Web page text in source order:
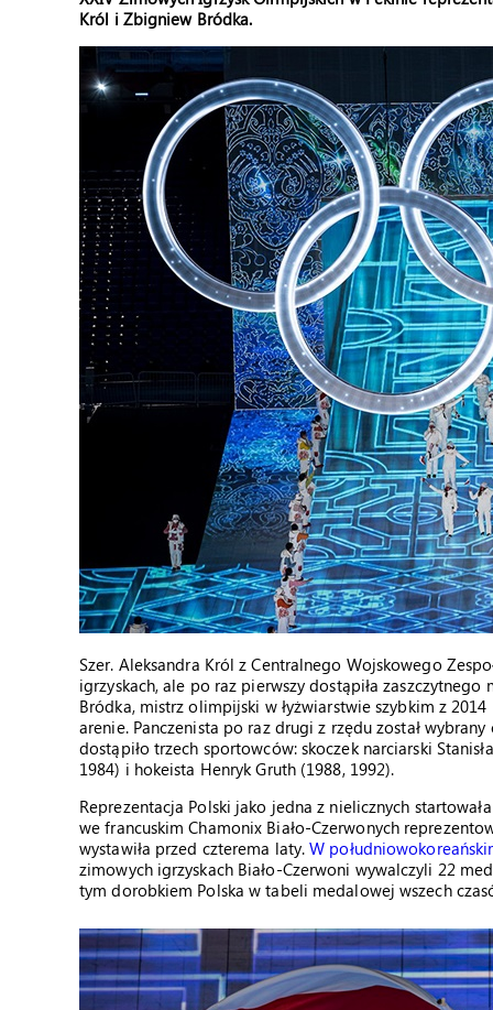
Król i Zbigniew Bródka.
Szer. Aleksandra Król z Centralnego Wojskowego
igrzyskach, ale po raz pierwszy dostąpiła
Bródka, mistrz olimpijski w łyżwiarstwie szybkim z
arenie. Panczenista po raz drugi z rzędu został
dostąpiło trzech sportowców: skoczek narciarski
1984) i hokeista Henryk Gruth (1988, 1992).
Reprezentacja Polski jako jedna z nielicznych
we francuskim Chamonix Biało-Czerwonych
wystawiła przed czterema laty.W
zimowych igrzyskach Biało-Czerwoni wywalczyli 22
tym dorobkiem Polska w tabeli medalowej wszech